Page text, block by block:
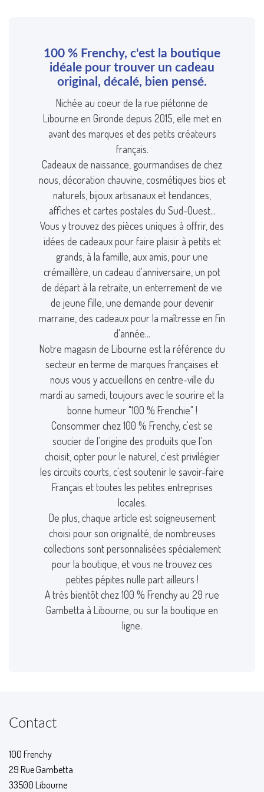
100 % Frenchy, c'est la boutique
idéale pour trouver un cadeau
original, décalé, bien pensé.
Nichée au coeur de la rue piétonne de
Libourne en Gironde depuis 2015, elle met en
avant des marques et des petits créateurs
français.
Cadeaux de naissance, gourmandises de chez
nous, décoration chauvine, cosmétiques bios et
naturels, bijoux artisanaux et tendances,
affiches et cartes postales du Sud-Ouest...
Vous y trouvez des pièces uniques à offrir, des
idées de cadeaux pour faire plaisir à petits et
grands, à la famille, aux amis, pour une
crémaillère, un cadeau d'anniversaire, un pot
de départ à la retraite, un enterrement de vie
de jeune fille, une demande pour devenir
marraine, des cadeaux pour la maîtresse en fin
d'année...
Notre magasin de Libourne est la référence du
secteur en terme de marques françaises et
nous vous y accueillons en centre-ville du
mardi au samedi, toujours avec le sourire et la
bonne humeur "100 % Frenchie" !
Consommer chez 100 % Frenchy, c'est se
soucier de l'origine des produits que l'on
choisit, opter pour le naturel, c'est privilégier
les circuits courts, c'est soutenir le savoir-faire
Français et toutes les petites entreprises
locales.
De plus, chaque article est soigneusement
choisi pour son originalité, de nombreuses
collections sont personnalisées spécialement
pour la boutique, et vous ne trouvez ces
petites pépites nulle part ailleurs !
A très bientôt chez 100 % Frenchy au 29 rue
Gambetta à Libourne, ou sur la boutique en
ligne.
Contact
100 Frenchy
29 Rue Gambetta
33500 Libourne